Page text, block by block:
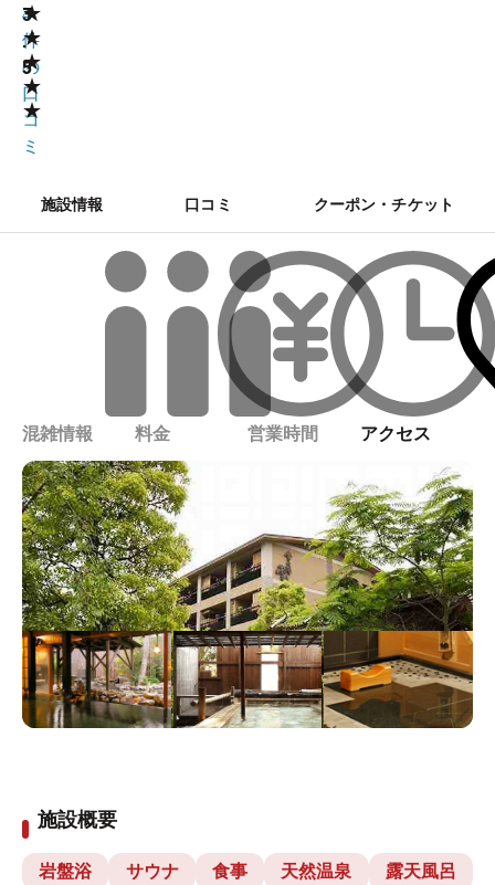
★
★
★
★
★
3
.
5
4
件
の
口
コ
ミ
施設情報 口コミ クーポン・チケット
混雑情報 料金 営業時間 アクセス
施設概要
岩盤浴 サウナ 食事 天然温泉 露天風呂